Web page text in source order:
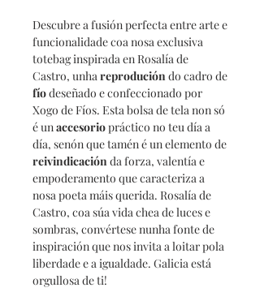
Descubre a fusión perfecta entre arte e
funcionalidade coa nosa exclusiva
totebag inspirada en Rosalía de
Castro, unhareproducióndo cadro de
fíodeseñado e confeccionado por
Xogo de Fíos. Esta bolsa de tela non só
é unaccesoriopráctico no teu día a
día, senón que tamén é un elemento de
reivindicaciónda forza, valentía e
empoderamento que caracteriza a
nosa poeta máis querida. Rosalía de
Castro, coa súa vida chea de luces e
sombras, convértese nunha fonte de
inspiración que nos invita a loitar pola
liberdade e a igualdade. Galicia está
orgullosa de ti!